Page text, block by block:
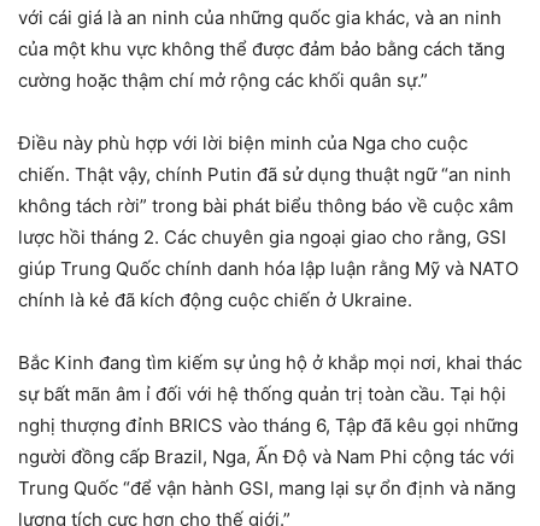
với cái giá là an ninh của những quốc gia khác, và an ninh
của một khu vực không thể được đảm bảo bằng cách tăng
cường hoặc thậm chí mở rộng các khối quân sự.”
Điều này phù hợp với lời biện minh của Nga cho cuộc
chiến. Thật vậy, chính Putin đã sử dụng thuật ngữ “an ninh
không tách rời” trong bài phát biểu thông báo về cuộc xâm
lược hồi tháng 2. Các chuyên gia ngoại giao cho rằng, GSI
giúp Trung Quốc chính danh hóa lập luận rằng Mỹ và NATO
chính là kẻ đã kích động cuộc chiến ở Ukraine.
Bắc Kinh đang tìm kiếm sự ủng hộ ở khắp mọi nơi, khai thác
sự bất mãn âm ỉ đối với hệ thống quản trị toàn cầu. Tại hội
nghị thượng đỉnh BRICS vào tháng 6, Tập đã kêu gọi những
người đồng cấp Brazil, Nga, Ấn Độ và Nam Phi cộng tác với
Trung Quốc “để vận hành GSI, mang lại sự ổn định và năng
lượng tích cực hơn cho thế giới.”